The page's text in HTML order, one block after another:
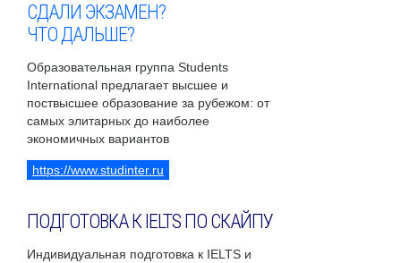
СДАЛИ ЭКЗАМЕН?
ЧТО ДАЛЬШЕ?
Образовательная группа Students
International предлагает высшее и
поствысшее образование за рубежом: от
самых элитарных до наиболее
экономичных вариантов
https://www.studinter.ru
ПОДГОТОВКА К IELTS ПО СКАЙПУ
Индивидуальная подготовка к IELTS и